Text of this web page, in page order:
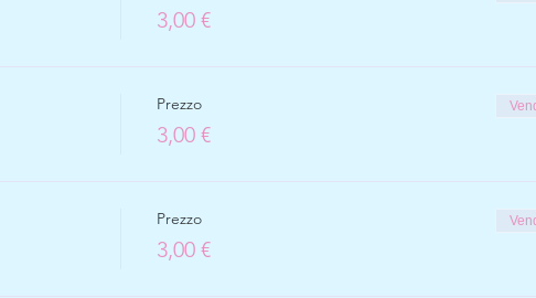
3,00 €
Prezzo
3,00 €
Prezzo
3,00 €